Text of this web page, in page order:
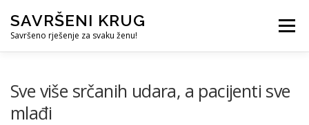
content
SAVRŠENI KRUG
Savršeno rješenje za svaku ženu!
Menu
Sve više srčanih udara, a pacijenti sve
mlađi